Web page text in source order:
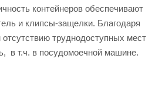
контейнеров обеспечивают
и клипсы-защелки. Благодаря
труднодоступных мест
в т.ч. в посудомоечной машине.